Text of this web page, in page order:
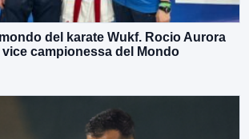
del karate Wukf. Rocio Aurora
vice campionessa del Mondo